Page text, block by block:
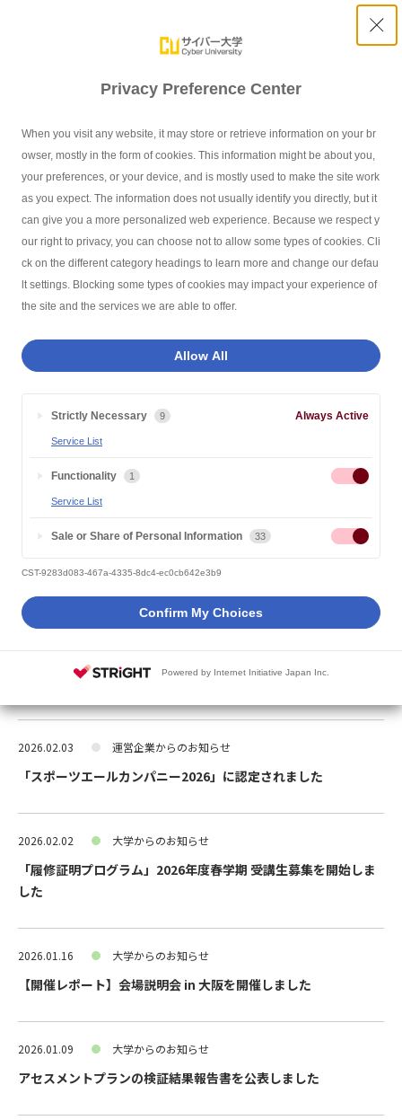
Privacy Preference Center
When you visit any website, it may store or retrieve information on your br
owser, mostly in the form of cookies. This information might be about you,
your preferences, or your device, and is mostly used to make the site work
as you expect. The information does not usually identify you directly, but it
can give you a more personalized web experience. Because we respect y
our right to privacy, you can choose not to allow some types of cookies. Cli
ck on the different category headings to learn more and change our defau
lt settings. Blocking some types of cookies may impact your experience of
the site and the services we are able to offer.
Allow All
Strictly Necessary 9 Always Active
Service List
Functionality 1
Service List
Sale or Share of Personal Information 33
CST-9283d083-467a-4335-8dc4-ec0cb642e3b9
Confirm My Choices
Powered by Internet Initiative Japan Inc.
お知らせ
INFORMATION
サイバー大学TOP お知らせ
「キャリアゲートウェイ 2025」ビジネスコンテストにて本学の
在学生が優秀賞を受賞しました
2026.02.04 大学からのお知らせ
2025年度 第4回「サイバー大学 IT・ビジネスセミナー」の申し
込み受付を開始しました
2026.02.03 運営企業からのお知らせ
「スポーツエールカンパニー2026」に認定されました
2026.02.02 大学からのお知らせ
「履修証明プログラム」2026年度春学期 受講生募集を開始しま
した
2026.01.16 大学からのお知らせ
【開催レポート】会場説明会 in 大阪を開催しました
2026.01.09 大学からのお知らせ
アセスメントプランの検証結果報告書を公表しました